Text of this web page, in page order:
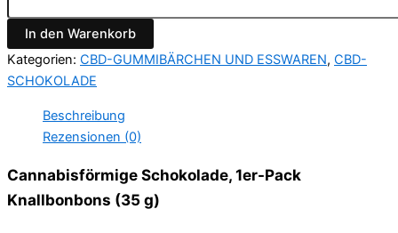
In den Warenkorb
Kategorien: CBD-GUMMIBÄRCHEN UND ESSWAREN, CBD-
SCHOKOLADE
Beschreibung
Rezensionen (0)
Cannabisförmige Schokolade, 1er-Pack
Knallbonbons (35 g)